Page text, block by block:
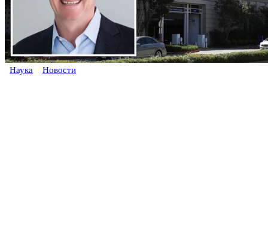
Наука Новости